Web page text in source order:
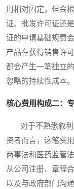
用相对固定，但会
证、批发许可证还
证的申请基础规费
产品在获得销售许
都会产生一笔独立
忽略的持续性成本。
核心费用构成二：
对于不熟悉叙利
资者而言，这笔费
商事法和医药监管
从公司注册、章程
以及与政府部门沟